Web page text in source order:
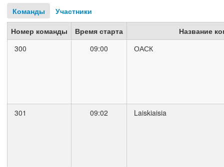
Команды Участники
Номер команды Время старта
Название
300
09:00 ОАСК
301 09:02 Laiskiaisia